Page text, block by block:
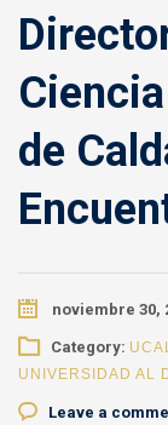
de
noviembre 30,
Category:
UNIVERSIDAD AL
Leave a